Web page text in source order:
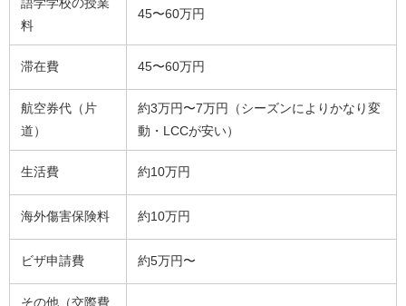
料
45〜60万円
滞在費 45〜60万円
航空券代（片
道）
約3万円〜7万円（シーズンによりかなり変
動・LCCが安い）
生活費 約10万円
海外傷害保険料 約10万円
ビザ申請費 約5万円〜
その他（交際費